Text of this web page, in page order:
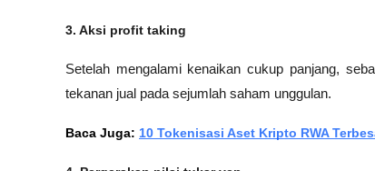
3. Aksi profit taking
Setelah mengalami kenaikan cukup panjang,
tekanan jual pada sejumlah saham unggulan.
Baca Juga: 10 Tokenisasi Aset Kripto RWA